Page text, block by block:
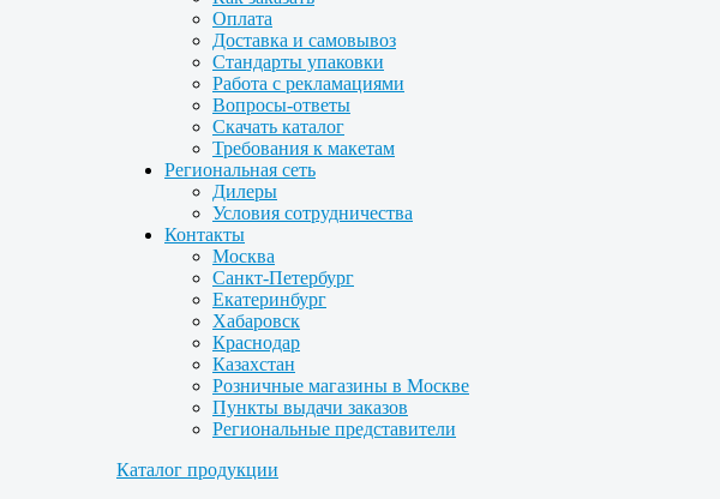
Оплата
Доставка и самовывоз
Стандарты упаковки
Работа с рекламациями
Вопросы-ответы
Скачать каталог
Требования к макетам
Региональная сеть
Дилеры
Условия сотрудничества
Контакты
Москва
Санкт-Петербург
Екатеринбург
Хабаровск
Краснодар
Казахстан
Розничные магазины в Москве
Пункты выдачи заказов
Региональные представители
Каталог продукции